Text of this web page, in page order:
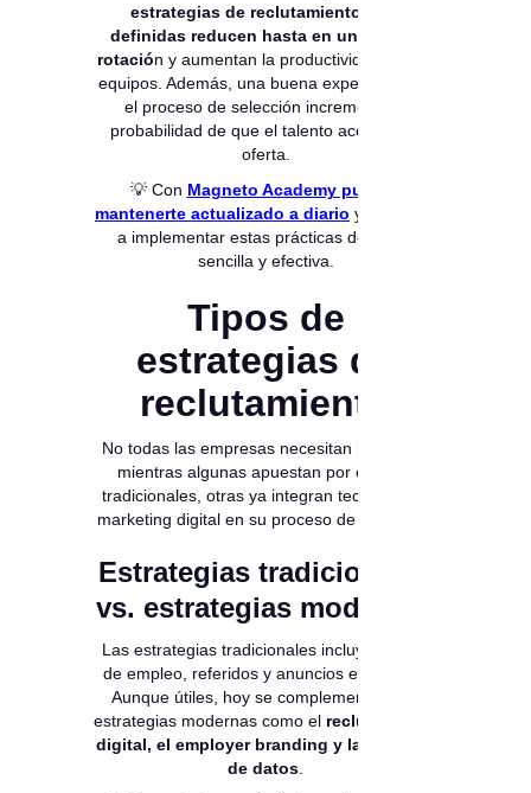
estrategias de reclutamiento bien
definidas reducen hasta en un 30% su
rotación y aumentan la productividad de sus
equipos. Además, una buena experiencia en
el proceso de selección incrementa la
probabilidad de que el talento acepte una
oferta.
💡 Con Magneto Academy puedes
mantenerte actualizado a diario y aprender
a implementar estas prácticas de forma
sencilla y efectiva.
Tipos de
estrategias de
reclutamiento
No todas las empresas necesitan lo mismo:
mientras algunas apuestan por canales
tradicionales, otras ya integran tecnología y
marketing digital en su proceso de selección.
Estrategias tradicionales
vs. estrategias modernas
Las estrategias tradicionales incluyen ferias
de empleo, referidos y anuncios en prensa.
Aunque útiles, hoy se complementan con
estrategias modernas como el reclutamiento
digital, el employer branding y la analítica
de datos